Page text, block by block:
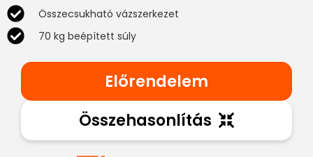
Összecsukható vázszerkezet
70 kg beépített súly
Előrendelem
Összehasonlítás